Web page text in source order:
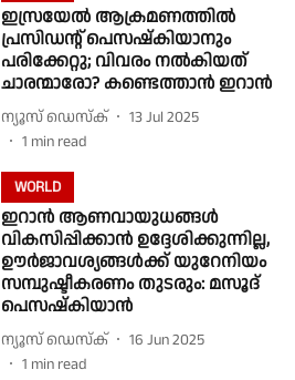
ഇസ്രയേല്‍ ആക്രമണത്തില്‍
പ്രസിഡന്റ് പെസഷ്‌കിയാനും
പരിക്കേറ്റു; വിവരം നല്‍കിയത്
ചാരന്മാരോ? കണ്ടെത്താന്‍ ഇറാന്‍
ന്യൂസ് ഡെസ്ക്
13 Jul 2025
1 min read
WORLD
ഇറാന്‍ ആണവായുധങ്ങള്‍
വികസിപ്പിക്കാന്‍ ഉദ്ദേശിക്കുന്നില്ല,
ഊർജാവശ്യങ്ങള്‍ക്ക് യുറേനിയം
സമ്പുഷ്ടീകരണം തുടരും: മസൂദ്
പെസഷ്കിയാന്‍
ന്യൂസ് ഡെസ്ക്
16 Jun 2025
1 min read